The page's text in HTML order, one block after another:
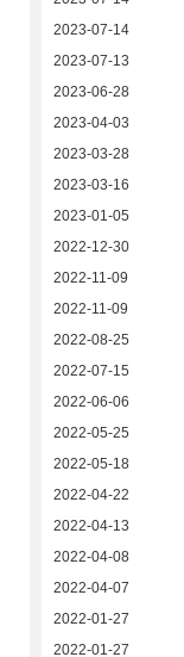
2023-07-14
2023-07-13
2023-06-28
2023-04-03
2023-03-28
2023-03-16
2023-01-05
2022-12-30
2022-11-09
2022-11-09
2022-08-25
2022-07-15
2022-06-06
2022-05-25
2022-05-18
2022-04-22
2022-04-13
2022-04-08
2022-04-07
2022-01-27
2022-01-27